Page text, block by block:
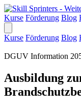
Kurse Förderung Blog
Kurse Förderung Blog
DGUV Information
Ausbildung